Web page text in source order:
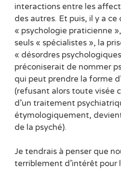
interactions entre les
des autres. Et puis, il y a ce
« psychologie praticienne
seuls « spécialistes », la
« désordres
préconiserait de nommer
qui peut prendre la forme
(refusant alors toute visée
d’un traitement
étymologiquement,
de la psyché).
Je tendrais à penser que
terriblement d’intérêt pour